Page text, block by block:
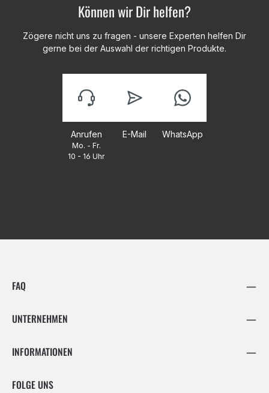
Können wir Dir helfen?
Zögere nicht uns zu fragen - unsere Experten helfen Dir
gerne bei der Auswahl der richtigen Produkte.
Anrufen
Mo. - Fr.
10 - 16 Uhr
E-Mail WhatsApp
FAQ
UNTERNEHMEN
INFORMATIONEN
FOLGE UNS